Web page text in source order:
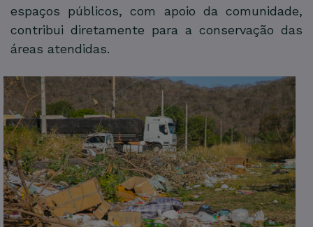
espaços públicos, com apoio da comunidade,
contribui diretamente para a conservação das
áreas atendidas.